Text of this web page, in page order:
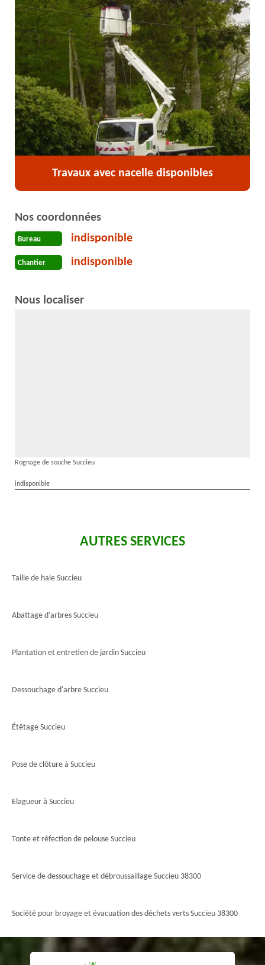
Travaux avec nacelle disponibles
Nos coordonnées
Bureau indisponible
Chantier indisponible
Nous localiser
Rognage de souche Succieu
indisponible
AUTRES SERVICES
Taille de haie Succieu
Abattage d'arbres Succieu
Plantation et entretien de jardin Succieu
Dessouchage d'arbre Succieu
Étêtage Succieu
Pose de clôture à Succieu
Elagueur à Succieu
Tonte et réfection de pelouse Succieu
Service de dessouchage et débroussaillage Succieu 38300
Société pour broyage et évacuation des déchets verts Succieu 38300